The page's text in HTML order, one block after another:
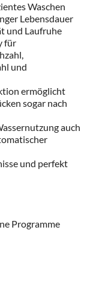
Waschen
Lebensdauer
und Laufruhe
für
und
ermöglicht
sogar nach
auch
und perfekt
Programme